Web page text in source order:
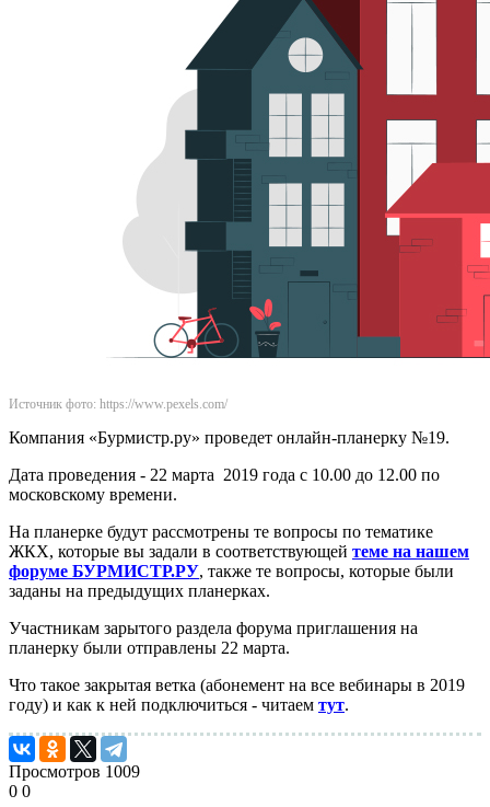
Источник фото: https://www.pexels.com/
Компания «Бурмистр.ру» проведет онлайн-планерку №19.
Дата проведения - 22 марта 2019 года с 10.00 до 12.00 по
московскому времени.
На планерке будут рассмотрены те вопросы по тематике
ЖКХ, которые вы задали в соответствующей теме на нашем
форуме БУРМИСТР.РУ, также те вопросы, которые были
заданы на предыдущих планерках.
Участникам зарытого раздела форума приглашения на
планерку были отправлены 22 марта.
Что такое закрытая ветка (абонемент на все вебинары в 2019
году) и как к ней подключиться - читаем тут.
Просмотров 1009
0 0